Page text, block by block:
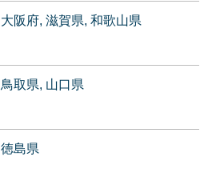
大阪府 滋賀県 和歌山県
鳥取県 山口県
徳島県